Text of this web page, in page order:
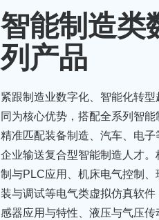
智能制造类
列产品
紧跟制造业数字化、智能化转
同为核心优势，搭配全系列智能
精准匹配装备制造、汽车、电
企业输送复合型智能制造人才
制与PLC应用、机床电气控制
装与调试等电气类虚拟仿真软
感器应用与特性、液压与气压